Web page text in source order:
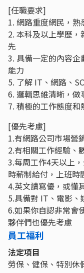
[任職要求]
1. 網路重度網民，熟
2. 本科及以上學歷
先
3. 具備一定的內容
能力
5. 了解 IT、網路、
6. 邏輯思維清晰，做
7. 積極的工作態度和
[優先考慮]
1.有網路公司市場營
2.有相關工作經驗、
3.每周工作4天以上
時薪制給付，上班時
4.英文讀寫優，或懂
5.具備對 IT、電影
6.如果你自認非常會
夥伴們也優先考慮
員工福利
法定項目
勞保、健保、特別休